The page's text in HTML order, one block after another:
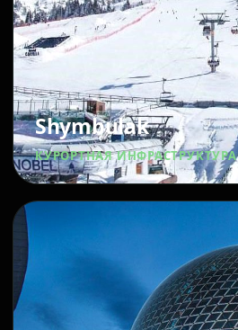
Shymbulak
КУРОРТНАЯ ИНФРАСТРУКТУРА